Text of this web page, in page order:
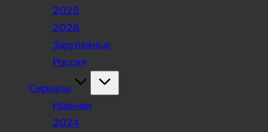
2025
2026
Зарубежные
Россия
Сериалы
Новинки
2024